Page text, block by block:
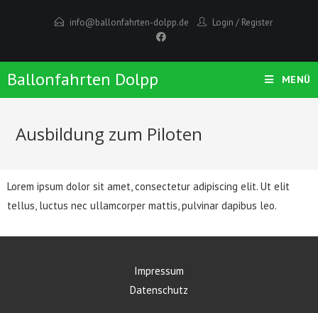
info@ballonfahrten-dolpp.de Login / Register
Ballonfahrten Dolpp MENÜ
Ausbildung zum Piloten
Lorem ipsum dolor sit amet, consectetur adipiscing elit. Ut elit
tellus, luctus nec ullamcorper mattis, pulvinar dapibus leo.
Impressum
Datenschutz